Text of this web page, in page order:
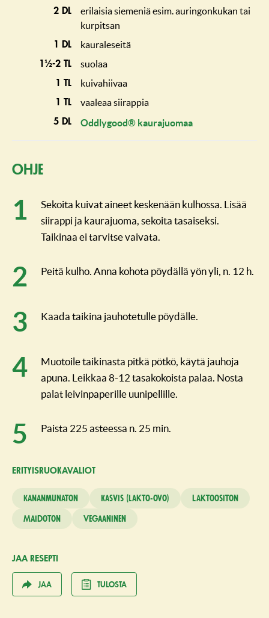
2 dl
erilaisia siemeniä esim. auringonkukan tai
kurpitsan
1 dl kauraleseitä
1½-2 tl suolaa
1 tl kuivahiivaa
1 tl vaaleaa siirappia
5 dl Oddlygood® kaurajuomaa
Ohje
Sekoita kuivat aineet keskenään kulhossa. Lisää
siirappi ja kaurajuoma, sekoita tasaiseksi.
Taikinaa ei tarvitse vaivata.
Peitä kulho. Anna kohota pöydällä yön yli, n. 12 h.
Kaada taikina jauhotetulle pöydälle.
Muotoile taikinasta pitkä pötkö, käytä jauhoja
apuna. Leikkaa 8-12 tasakokoista palaa. Nosta
palat leivinpaperille uunipellille.
Paista 225 asteessa n. 25 min.
ERITYISRUO­KAVALIOT
Kananmunaton Kasvis (lakto-ovo) Laktoositon
Maidoton Vegaaninen
JAA RESEPTI
JAA TULOSTA